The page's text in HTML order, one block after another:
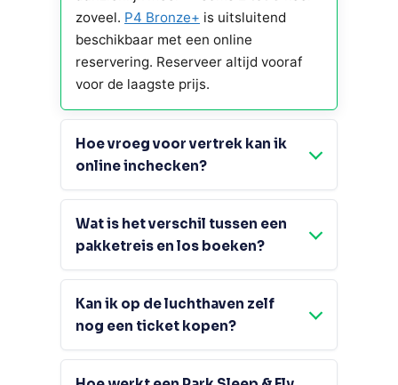
zoveel. P4 Bronze+ is uitsluitend
beschikbaar met een online
reservering. Reserveer altijd vooraf
voor de laagste prijs.
Hoe vroeg voor vertrek kan ik
online inchecken?
Wat is het verschil tussen een
pakketreis en los boeken?
Kan ik op de luchthaven zelf
nog een ticket kopen?